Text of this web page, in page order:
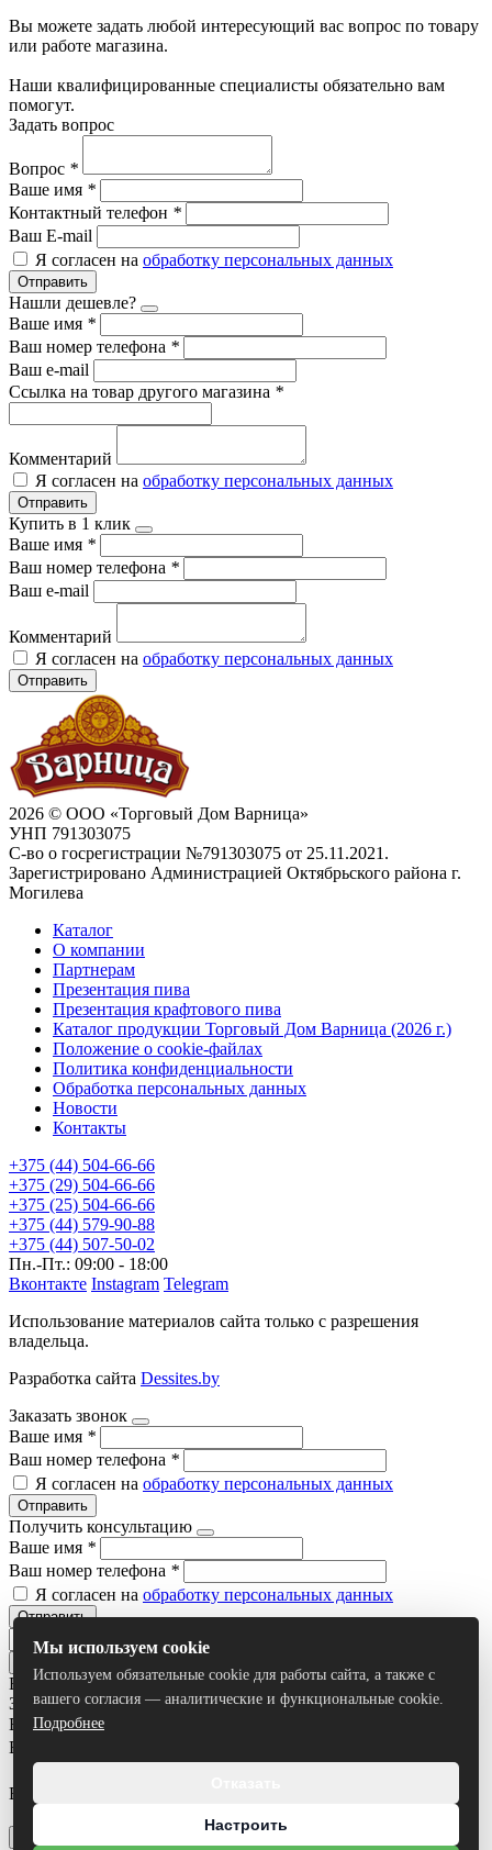
Вы можете задать любой интересующий вас вопрос по товару
или работе магазина.
Наши квалифицированные специалисты обязательно вам
помогут.
Задать вопрос
Вопрос *
Ваше имя *
Контактный телефон *
Ваш E-mail
Я согласен на обработку персональных данных
Отправить
Нашли дешевле?
Ваше имя *
Ваш номер телефона *
Ваш e-mail
Ссылка на товар другого магазина *
Комментарий
Я согласен на обработку персональных данных
Отправить
Купить в 1 клик
Ваше имя *
Ваш номер телефона *
Ваш e-mail
Комментарий
Я согласен на обработку персональных данных
Отправить
2026 © ООО «Торговый Дом Варница»
УНП 791303075
С-во о госрегистрации №791303075 от 25.11.2021.
Зарегистрировано Администрацией Октябрьского района г.
Могилева
Каталог
О компании
Партнерам
Презентация пива
Презентация крафтового пива
Каталог продукции Торговый Дом Варница (2026 г.)
Положение о cookie-файлах
Политика конфиденциальности
Обработка персональных данных
Новости
Контакты
+375 (44) 504-66-66
+375 (29) 504-66-66
+375 (25) 504-66-66
+375 (44) 579-90-88
+375 (44) 507-50-02
Пн.-Пт.: 09:00 - 18:00
Вконтакте Instagram Telegram
Использование материалов сайта только с разрешения
владельца.
Разработка сайта Dessites.by
Заказать звонок
Ваше имя *
Ваш номер телефона *
Я согласен на обработку персональных данных
Отправить
Получить консультацию
Ваше имя *
Ваш номер телефона *
Я согласен на обработку персональных данных
Отправить
Все результаты
Задать вопрос
Ваше имя*
Ваш номер телефона
Ваш вопрос
обработку персональных данных
Мы используем cookie
Используем обязательные cookie для работы сайта, а также с
вашего согласия — аналитические и функциональные cookie.
Подробнее
Настроить